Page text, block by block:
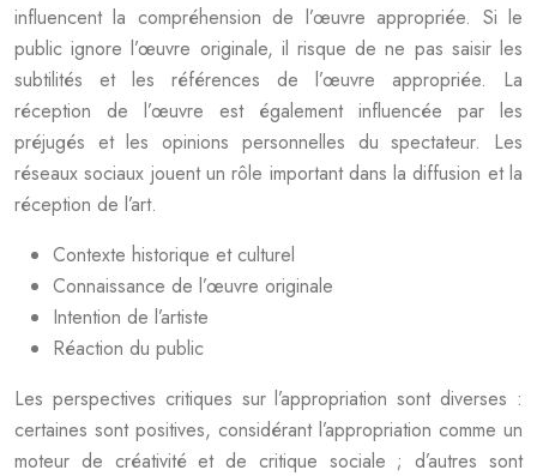
influencent la compréhension de l’œuvre appropriée. Si le
public ignore l’œuvre originale, il risque de ne pas saisir les
subtilités et les références de l’œuvre appropriée. La
réception de l’œuvre est également influencée par les
préjugés et les opinions personnelles du spectateur. Les
réseaux sociaux jouent un rôle important dans la diffusion et la
réception de l’art.
Contexte historique et culturel
Connaissance de l’œuvre originale
Intention de l’artiste
Réaction du public
Les perspectives critiques sur l’appropriation sont diverses :
certaines sont positives, considérant l’appropriation comme un
moteur de créativité et de critique sociale ; d’autres sont